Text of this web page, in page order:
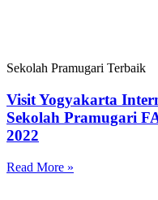
Sekolah Pramugari Terbaik
Visit Yogyakarta
Sekolah Pramugari
2022
Read More »